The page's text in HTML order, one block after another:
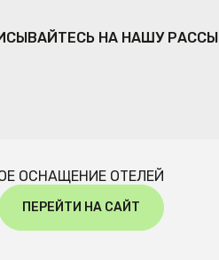
НА НАШУ
ОСНАЩЕНИЕ ОТЕЛЕЙ
ПЕРЕЙТИ НА САЙТ